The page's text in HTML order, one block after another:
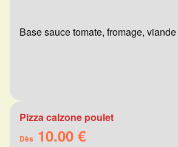
Base sauce tomate, fromage,
Pizza calzone poulet
Dès 10.00 €